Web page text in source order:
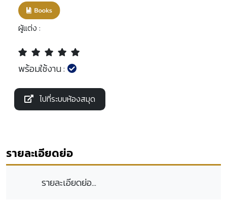
ผู้แต่ง :
พร้อมใช้งาน :
ไปที่ระบบห้องสมุด
รายละเอียดย่อ
รายละเอียดย่อ...